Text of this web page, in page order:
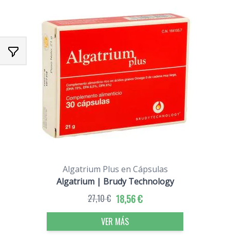
Algatrium Plus en Cápsulas
Algatrium | Brudy Technology
18,56 €
27,10 €
VER MÁS